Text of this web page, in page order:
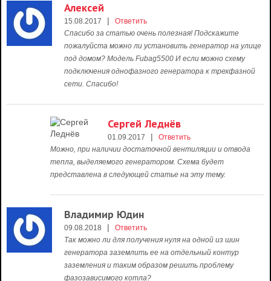
Алексей
15.08.2017 |
Ответить
Спасибо за статью очень полезная! Подскажите
пожалуйста можно ли установить генератор на улице
под домом? Модель Fubag5500 И если можно схему
подключения однофазного генератора к трехфазной
сети. Спасибо!
Сергей Леднёв
01.09.2017 |
Ответить
Можно, при наличии достаточной вентиляции и отвода
тепла, выделяемого генератором. Схема будет
представлена в следующей статье на эту тему.
Владимир Юдин
09.08.2018 |
Ответить
Так можно ли для получения нуля на одной из шин
генератора заземлить ее на отдельный контур
заземления и таким образом решить проблему
фазозависимого котла?